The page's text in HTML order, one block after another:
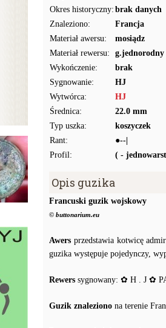
Okres historyczny: brak danych
Znaleziono:
Francja
Materiał awersu:
mosiądz
Materiał rewersu:
g.jednorodny
Wykończenie:
brak
Sygnowanie:
HJ
Wytwórca:
HJ
Średnica:
22.0 mm
Typ uszka:
koszyczek
Rant:
●--|
Profil:
( -
Opis guzika
Francuski guzik wojskowy
© buttonarium.eu
Awers przedstawia kotwicę
guzika występuje pojedynczy,
Rewers sygnowany: ✿ H . J ✿
Guzik znaleziono na terenie